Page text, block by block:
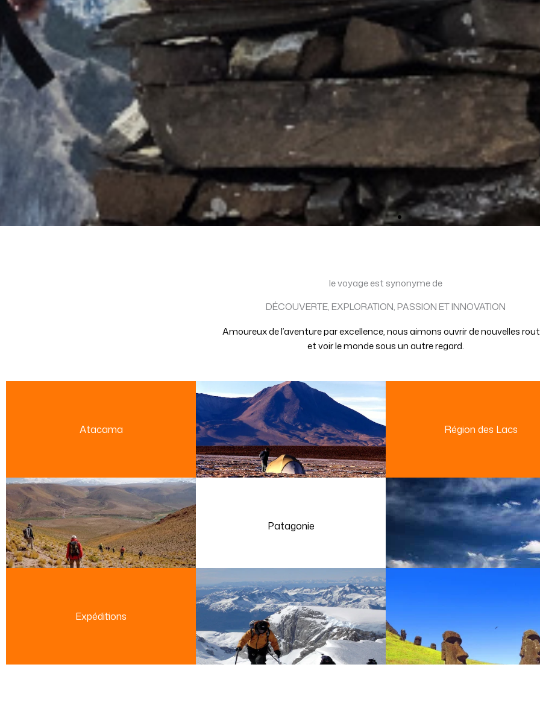
le voyage est synonyme de
DÉCOUVERTE, EXPLORATION, PASSION ET INNOVATION
Amoureux de l’aventure par excellence, nous aimons ouvrir de nouvelles
et voir le monde sous un autre regard.
Atacama Région des Lacs
Patagonie
Expéditions